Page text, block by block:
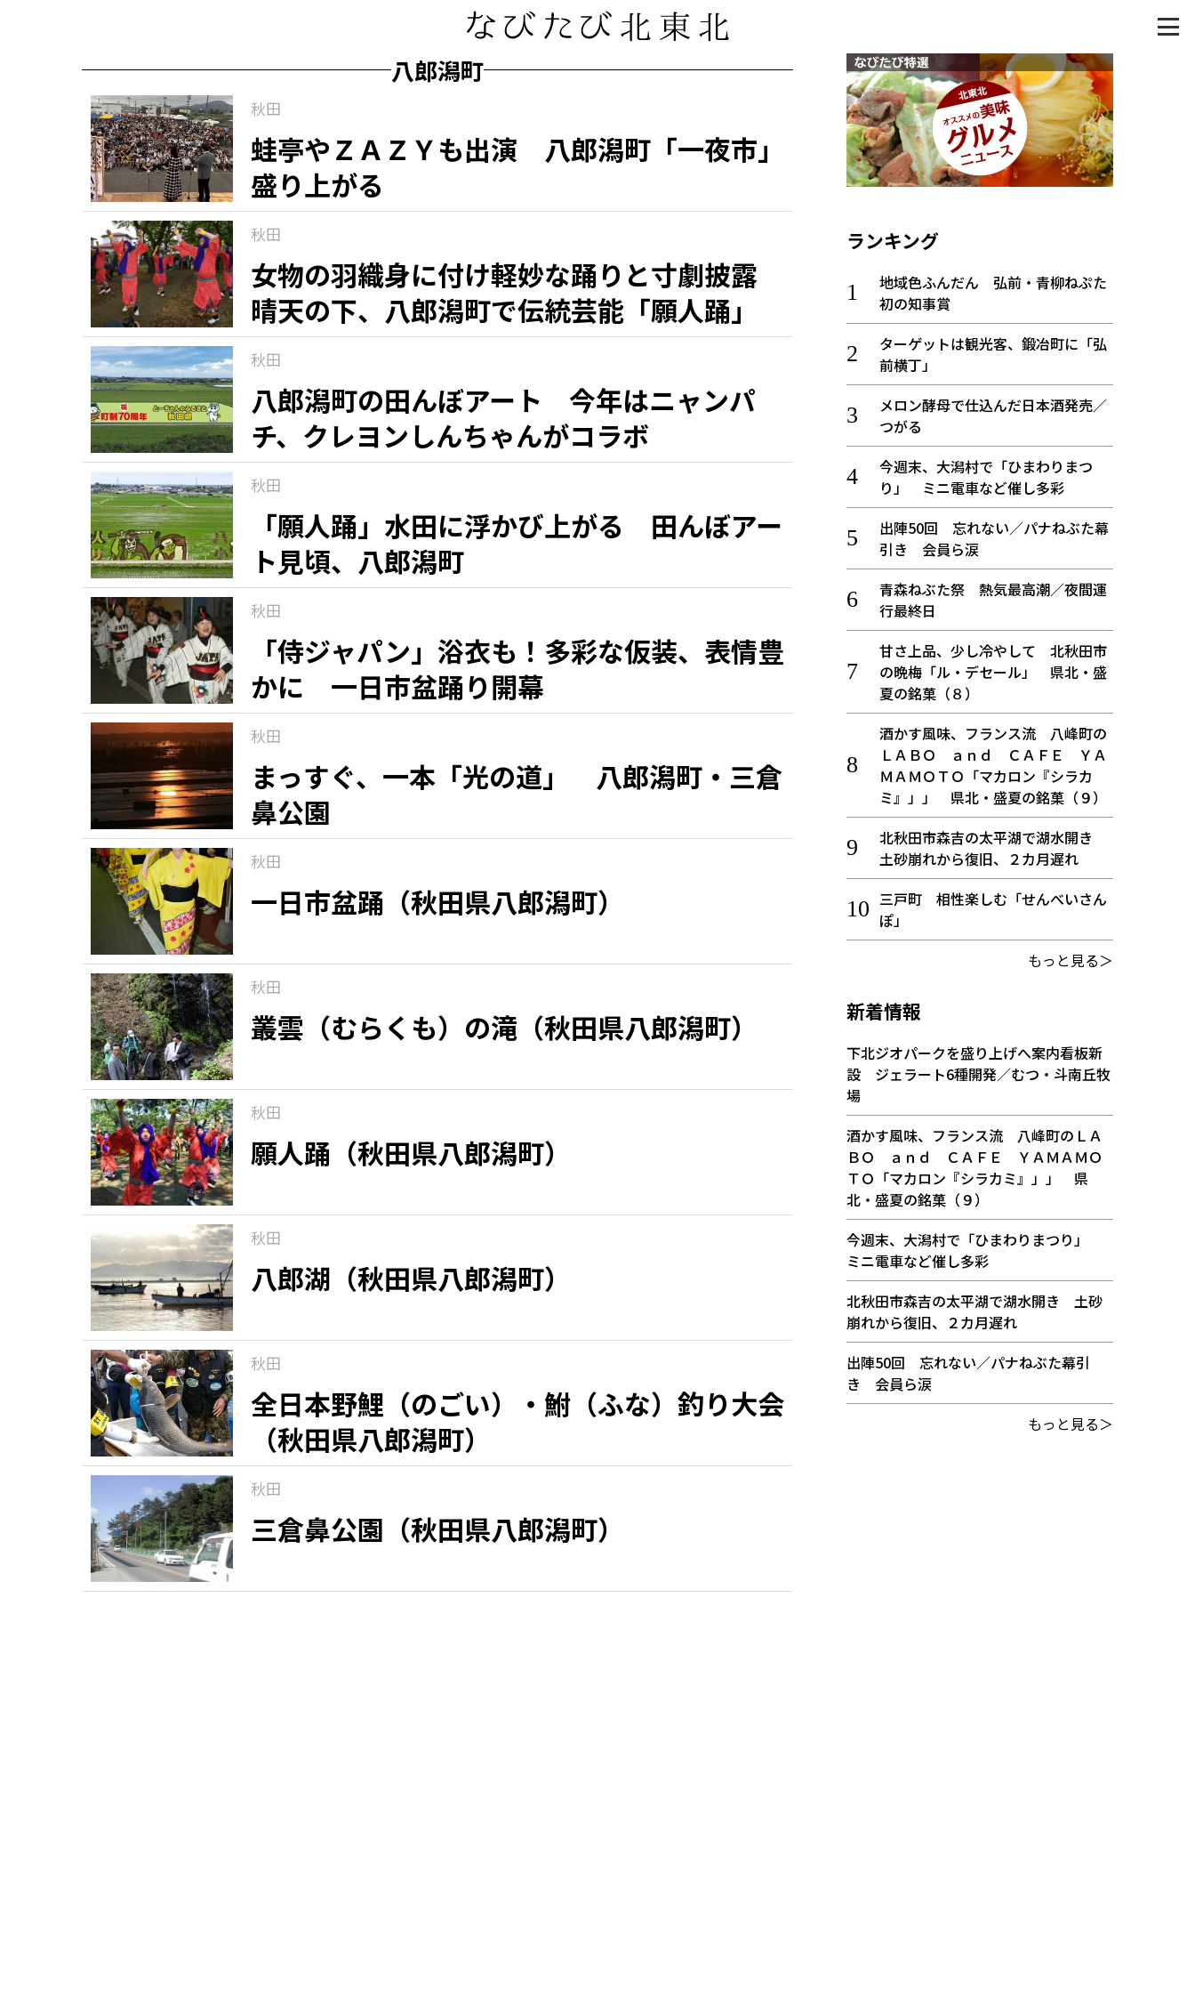
八郎潟町
秋田
蛙亭やＺＡＺＹも出演 八郎潟町「一夜市」
盛り上がる
秋田
女物の羽織身に付け軽妙な踊りと寸劇披露
晴天の下、八郎潟町で伝統芸能「願人踊」
秋田
八郎潟町の田んぼアート 今年はニャンパ
チ、クレヨンしんちゃんがコラボ
秋田
「願人踊」水田に浮かび上がる 田んぼアー
ト見頃、八郎潟町
秋田
「侍ジャパン」浴衣も！多彩な仮装、表情豊
かに 一日市盆踊り開幕
秋田
まっすぐ、一本「光の道」 八郎潟町・三倉
鼻公園
秋田
一日市盆踊（秋田県八郎潟町）
秋田
叢雲（むらくも）の滝（秋田県八郎潟町）
秋田
願人踊（秋田県八郎潟町）
秋田
八郎湖（秋田県八郎潟町）
秋田
全日本野鯉（のごい）・鮒（ふな）釣り大会
（秋田県八郎潟町）
秋田
三倉鼻公園（秋田県八郎潟町）
ランキング
地域色ふんだん 弘前・青柳ねぷた
初の知事賞
ターゲットは観光客、鍛冶町に「弘
前横丁」
メロン酵母で仕込んだ日本酒発売／
つがる
今週末、大潟村で「ひまわりまつ
り」 ミニ電車など催し多彩
出陣50回 忘れない／パナねぶた幕
引き 会員ら涙
青森ねぶた祭 熱気最高潮／夜間運
行最終日
甘さ上品、少し冷やして 北秋田市
の晩梅「ル・デセール」 県北・盛
夏の銘菓（８）
酒かす風味、フランス流 八峰町の
ＬＡＢＯ ａｎｄ ＣＡＦＥ ＹＡ
ＭＡＭＯＴＯ「マカロン『シラカ
ミ』」」 県北・盛夏の銘菓（９）
北秋田市森吉の太平湖で湖水開き
土砂崩れから復旧、２カ月遅れ
三戸町 相性楽しむ「せんべいさん
ぽ」
もっと見る＞
新着情報
下北ジオパークを盛り上げへ案内看板新
設 ジェラート6種開発／むつ・斗南丘牧
場
酒かす風味、フランス流 八峰町のＬＡ
ＢＯ ａｎｄ ＣＡＦＥ ＹＡＭＡＭＯ
ＴＯ「マカロン『シラカミ』」」 県
北・盛夏の銘菓（９）
今週末、大潟村で「ひまわりまつり」
ミニ電車など催し多彩
北秋田市森吉の太平湖で湖水開き 土砂
崩れから復旧、２カ月遅れ
出陣50回 忘れない／パナねぶた幕引
き 会員ら涙
もっと見る＞
パワースポット
まつり・イベント
おみやげ・特産
道の駅・産直
アウトドア・レジャー
ご当地グルメ